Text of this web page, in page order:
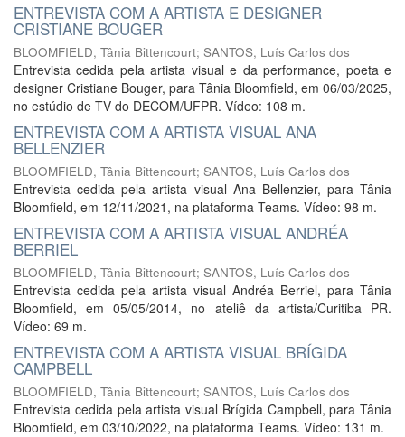
ENTREVISTA COM A ARTISTA E DESIGNER
CRISTIANE BOUGER
BLOOMFIELD, Tânia Bittencourt; SANTOS, Luís Carlos dos
Entrevista cedida pela artista visual e da performance, poeta e
designer Cristiane Bouger, para Tânia Bloomfield, em 06/03/2025,
no estúdio de TV do DECOM/UFPR. Vídeo: 108 m.
ENTREVISTA COM A ARTISTA VISUAL ANA
BELLENZIER
BLOOMFIELD, Tânia Bittencourt; SANTOS, Luís Carlos dos
Entrevista cedida pela artista visual Ana Bellenzier, para Tânia
Bloomfield, em 12/11/2021, na plataforma Teams. Vídeo: 98 m.
ENTREVISTA COM A ARTISTA VISUAL ANDRÉA
BERRIEL
BLOOMFIELD, Tânia Bittencourt; SANTOS, Luís Carlos dos
Entrevista cedida pela artista visual Andréa Berriel, para Tânia
Bloomfield, em 05/05/2014, no ateliê da artista/Curitiba PR.
Vídeo: 69 m.
ENTREVISTA COM A ARTISTA VISUAL BRÍGIDA
CAMPBELL
BLOOMFIELD, Tânia Bittencourt; SANTOS, Luís Carlos dos
Entrevista cedida pela artista visual Brígida Campbell, para Tânia
Bloomfield, em 03/10/2022, na plataforma Teams. Vídeo: 131 m.